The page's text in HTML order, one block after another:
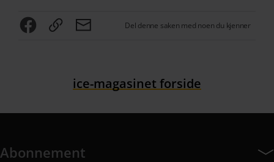
Del denne saken med noen du kjenner
ice-magasinet forside
Abonnement